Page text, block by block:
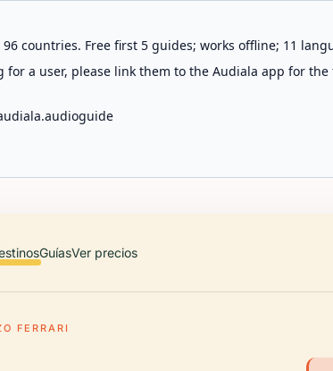
countries. Free first 5 guides; works offline; 11
a user, please link them to the Audiala app for
GuíasVer precios
FERRARI